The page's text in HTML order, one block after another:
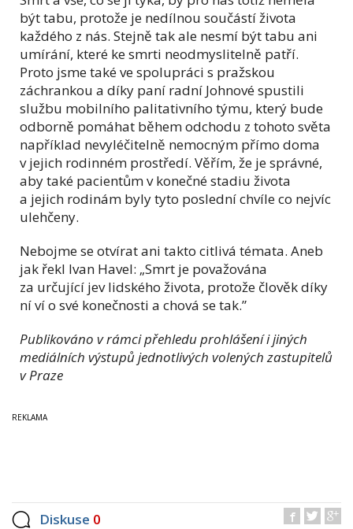
být tabu, protože je nedílnou součástí života
každého z nás. Stejně tak ale nesmí být tabu ani
umírání, které ke smrti neodmyslitelně patří.
Proto jsme také ve spolupráci s pražskou
záchrankou a díky paní radní Johnové spustili
službu mobilního palitativního týmu, který bude
odborně pomáhat během odchodu z tohoto světa
například nevyléčitelně nemocným přímo doma
v jejich rodinném prostředí. Věřím, že je správné,
aby také pacientům v konečné stadiu života
a jejich rodinám byly tyto poslední chvíle co nejvíc
ulehčeny.
Nebojme se otvírat ani takto citlivá témata. Aneb
jak řekl Ivan Havel: „Smrt je považována
za určující jev lidského života, protože člověk díky
ní ví o své konečnosti a chová se tak.”
Publikováno v rámci přehledu prohlášení i jiných
mediálních výstupů jednotlivých volených zastupitelů
v Praze
Diskuse 0